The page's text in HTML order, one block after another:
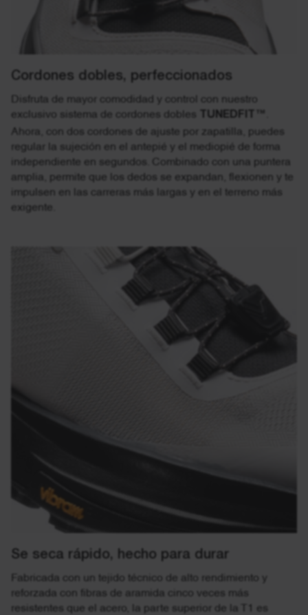
Cordones dobles, perfeccionados
Disfruta de mayor comodidad y control con nuestro
exclusivo sistema de cordones dobles TUNEDFIT™
Ahora, con dos cordones de ajuste por zapatilla, puedes
regular la sujeción en el antepié y el mediopié de forma
independiente en segundos. Combinado con una puntera
amplia, permite que los dedos se expandan, flexionen y te
impulsen en las carreras más largas y en el terreno más
exigente.
Se seca rápido, hecho para durar
Fabricada con un tejido técnico de alto rendimiento y
reforzada con fibras de aramida cinco veces más
resistentes que el acero, la parte superior de la T1 es